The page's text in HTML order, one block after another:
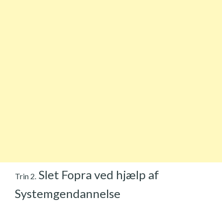
Trin 2. Slet Fopra ved hjælp af
Systemgendannelse